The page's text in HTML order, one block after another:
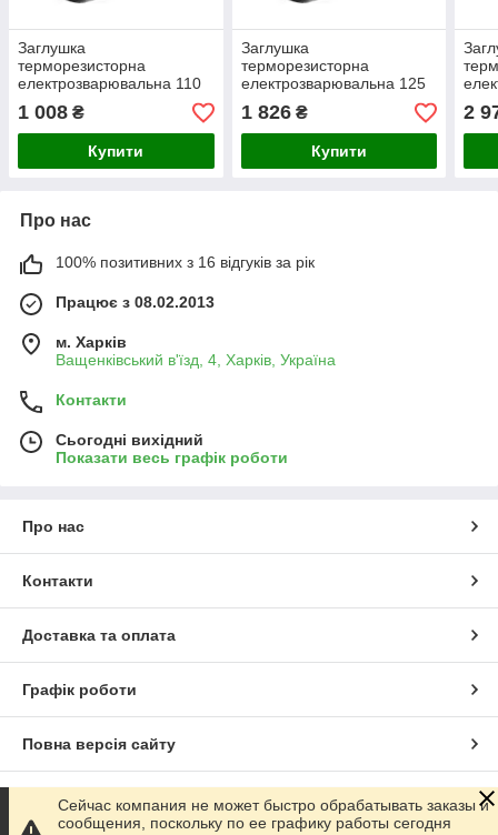
Заглушка
терморезисторна
електрозварювальна 110
мм
1 008 ₴
Купити
Заглушка
терморезисторна
електрозварювальна 125
мм
1 826₴
Купити
мм
2
Про нас
100% позитивних з 16 відгуків за рік
Працює з 08.02.2013
м. Харків
Ващенківський в'їзд, 4, Харків, Україна
Контакти
Сьогодні вихідний
Показати весь графік роботи
Про нас
Контакти
Доставка та оплата
Графік роботи
Повна версія сайту
Сайт створено на маркетплейсі Prom.ua
Сейчас компания не может быстро обрабатывать заказы и
сообщения, поскольку по ее графику работы сегодня